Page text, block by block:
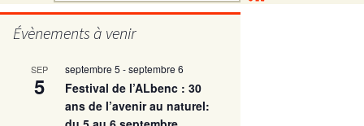
Évènements à venir
SEP
5
septembre 5 -septembre 6
Festival de l’ALbenc : 30
ans de l’avenir au naturel: